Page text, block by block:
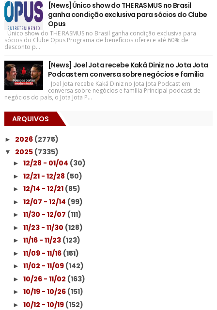
[News]Único show do THE RASMUS no Brasil
ganha condição exclusiva para sócios do Clube
Opus
Único show do THE RASMUS no Brasil ganha condição exclusiva para
sócios do Clube Opus Programa de benefícios oferece até 60% de
desconto p...
[News] Joel Jota recebe Kaká Diniz no Jota Jota
Podcast em conversa sobre negócios e família
Joel Jota recebe Kaká Diniz no Jota Jota Podcast em
conversa sobre negócios e família Principal podcast de
negócios do país, o Jota Jota P...
ARQUIVOS
► 2026 (2775)
▼ 2025 (7335)
► 12/28 - 01/04 (30)
► 12/21 - 12/28 (50)
► 12/14 - 12/21 (85)
► 12/07 - 12/14 (99)
► 11/30 - 12/07 (111)
► 11/23 - 11/30 (128)
► 11/16 - 11/23 (123)
► 11/09 - 11/16 (151)
► 11/02 - 11/09 (142)
► 10/26 - 11/02 (163)
► 10/19 - 10/26 (151)
► 10/12 - 10/19 (152)